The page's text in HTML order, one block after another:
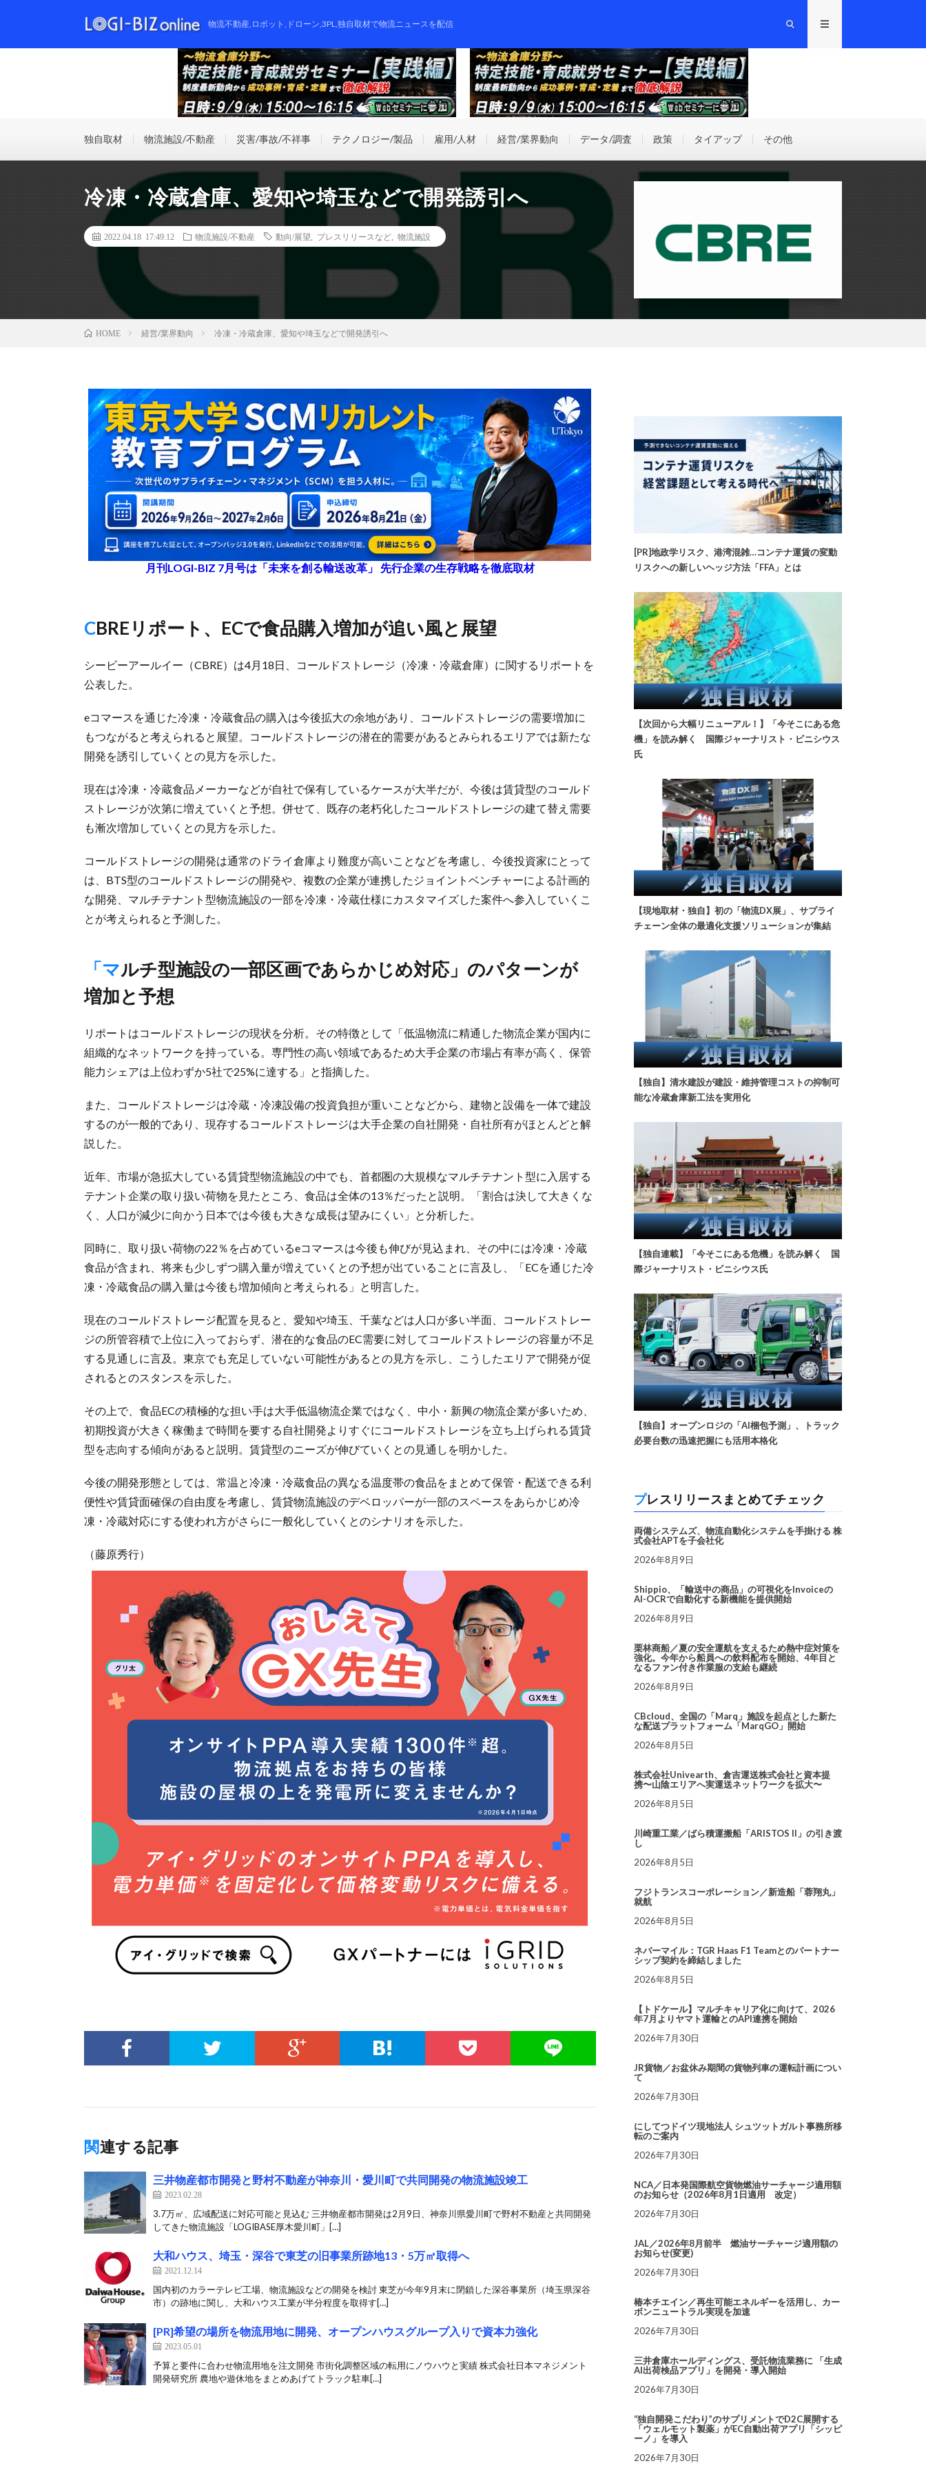
物流不動産,ロボット,ドローン,3PL,独自取材で物流ニュースを配信
独自取材 物流施設/不動産 災害/事故/不祥事 テクノロジー/製品 雇用/人材 経営/業界動向 データ/調査 政策 タイアップ その他
冷凍・冷蔵倉庫、愛知や埼玉などで開発誘引へ
2022.04.18 17:49:12 物流施設/不動産 動向/展望 プレスリリースなど 物流施設
HOME 経営/業界動向 冷凍・冷蔵倉庫、愛知や埼玉などで開発誘引へ
月刊LOGI-BIZ 7月号は「未来を創る輸送改革」 先行企業の生存戦略を徹底取材
CBREリポート、ECで食品購入増加が追い風と展望
シービーアールイー（CBRE）は4月18日、コールドストレージ（冷凍・冷蔵倉庫）に関するリポートを
公表した。
eコマースを通じた冷凍・冷蔵食品の購入は今後拡大の余地があり、コールドストレージの需要増加に
もつながると考えられると展望。コールドストレージの潜在的需要があるとみられるエリアでは新たな
開発を誘引していくとの見方を示した。
現在は冷凍・冷蔵食品メーカーなどが自社で保有しているケースが大半だが、今後は賃貸型のコールド
ストレージが次第に増えていくと予想。併せて、既存の老朽化したコールドストレージの建て替え需要
も漸次増加していくとの見方を示した。
コールドストレージの開発は通常のドライ倉庫より難度が高いことなどを考慮し、今後投資家にとって
は、BTS型のコールドストレージの開発や、複数の企業が連携したジョイントベンチャーによる計画的
な開発、マルチテナント型物流施設の一部を冷凍・冷蔵仕様にカスタマイズした案件へ参入していくこ
とが考えられると予測した。
「マルチ型施設の一部区画であらかじめ対応」のパターンが
増加と予想
リポートはコールドストレージの現状を分析。その特徴として「低温物流に精通した物流企業が国内に
組織的なネットワークを持っている。専門性の高い領域であるため大手企業の市場占有率が高く、保管
能力シェアは上位わずか5社で25%に達する」と指摘した。
また、コールドストレージは冷蔵・冷凍設備の投資負担が重いことなどから、建物と設備を一体で建設
するのが一般的であり、現存するコールドストレージは大手企業の自社開発・自社所有がほとんどと解
説した。
近年、市場が急拡大している賃貸型物流施設の中でも、首都圏の大規模なマルチテナント型に入居する
テナント企業の取り扱い荷物を見たところ、食品は全体の13％だったと説明。「割合は決して大きくな
く、人口が減少に向かう日本では今後も大きな成長は望みにくい」と分析した。
同時に、取り扱い荷物の22％を占めているeコマースは今後も伸びが見込まれ、その中には冷凍・冷蔵
食品が含まれ、将来も少しずつ購入量が増えていくとの予想が出ていることに言及し、「ECを通じた冷
凍・冷蔵食品の購入量は今後も増加傾向と考えられる」と明言した。
現在のコールドストレージ配置を見ると、愛知や埼玉、千葉などは人口が多い半面、コールドストレー
ジの所管容積で上位に入っておらず、潜在的な食品のEC需要に対してコールドストレージの容量が不足
する見通しに言及。東京でも充足していない可能性があるとの見方を示し、こうしたエリアで開発が促
されるとのスタンスを示した。
その上で、食品ECの積極的な担い手は大手低温物流企業ではなく、中小・新興の物流企業が多いため、
初期投資が大きく稼働まで時間を要する自社開発よりすぐにコールドストレージを立ち上げられる賃貸
型を志向する傾向があると説明。賃貸型のニーズが伸びていくとの見通しを明かした。
今後の開発形態としては、常温と冷凍・冷蔵食品の異なる温度帯の食品をまとめて保管・配送できる利
便性や賃貸面確保の自由度を考慮し、賃貸物流施設のデベロッパーが一部のスペースをあらかじめ冷
凍・冷蔵対応にする使われ方がさらに一般化していくとのシナリオを示した。
（藤原秀行）
関連する記事
三井物産都市開発と野村不動産が神奈川・愛川町で共同開発の物流施設竣工
2023.02.28
3.7万㎡、広域配送に対応可能と見込む 三井物産都市開発は2月9日、神奈川県愛川町で野村不動産と共同開発
してきた物流施設「LOGIBASE厚木愛川町」[…]
大和ハウス、埼玉・深谷で東芝の旧事業所跡地13・5万㎡取得へ
2021.12.14
国内初のカラーテレビ工場、物流施設などの開発を検討 東芝が今年9月末に閉鎖した深谷事業所（埼玉県深谷
市）の跡地に関し、大和ハウス工業が半分程度を取得す[…]
[PR]希望の場所を物流用地に開発、オープンハウスグループ入りで資本力強化
2023.05.01
予算と要件に合わせ物流用地を注文開発 市街化調整区域の転用にノウハウと実績 株式会社日本マネジメント
開発研究所 農地や遊休地をまとめあげてトラック駐車[…]
[PR]地政学リスク、港湾混雑…コンテナ運賃の変動
リスクへの新しいヘッジ方法「FFA」とは
【次回から大幅リニューアル！】「今そこにある危
機」を読み解く 国際ジャーナリスト・ビニシウス
氏
【現地取材・独自】初の「物流DX展」、サプライ
チェーン全体の最適化支援ソリューションが集結
【独自】清水建設が建設・維持管理コストの抑制可
能な冷蔵倉庫新工法を実用化
【独自連載】「今そこにある危機」を読み解く 国
際ジャーナリスト・ビニシウス氏
【独自】オープンロジの「AI梱包予測」、トラック
必要台数の迅速把握にも活用本格化
プレスリリースまとめてチェック
両備システムズ、物流自動化システムを手掛ける 株
式会社APTを子会社化
2026年8月9日
Shippio、「輸送中の商品」の可視化をInvoiceの
AI-OCRで自動化する新機能を提供開始
2026年8月9日
栗林商船／夏の安全運航を支えるため熱中症対策を
強化。今年から船員への飲料配布を開始、4年目と
なるファン付き作業服の支給も継続
2026年8月9日
CBcloud、全国の「Marq」施設を起点とした新た
な配送プラットフォーム「MarqGO」開始
2026年8月5日
株式会社Univearth、倉吉運送株式会社と資本提
携〜山陰エリアへ実運送ネットワークを拡大〜
2026年8月5日
川崎重工業／ばら積運搬船「ARISTOS II」の引き渡
し
2026年8月5日
フジトランスコーポレーション／新造船「蓉翔丸」
就航
2026年8月5日
ネバーマイル：TGR Haas F1 Teamとのパートナー
シップ契約を締結しました
2026年8月5日
【トドケール】マルチキャリア化に向けて、2026
年7月よりヤマト運輸とのAPI連携を開始
2026年7月30日
JR貨物／お盆休み期間の貨物列車の運転計画につい
て
2026年7月30日
にしてつドイツ現地法人 シュツットガルト事務所移
転のご案内
2026年7月30日
NCA／日本発国際航空貨物燃油サーチャージ適用額
のお知らせ（2026年8月1日適用 改定）
2026年7月30日
JAL／2026年8月前半 燃油サーチャージ適用額の
お知らせ(変更)
2026年7月30日
椿本チエイン／再生可能エネルギーを活用し、カー
ボンニュートラル実現を加速
2026年7月30日
三井倉庫ホールディングス、受託物流業務に 「生成
AI出荷検品アプリ」を開発・導入開始
2026年7月30日
“独自開発こだわり”のサプリメントでD2C展開する
「ウェルモット製薬」がEC自動出荷アプリ「シッピ
ーノ」を導入
2026年7月30日